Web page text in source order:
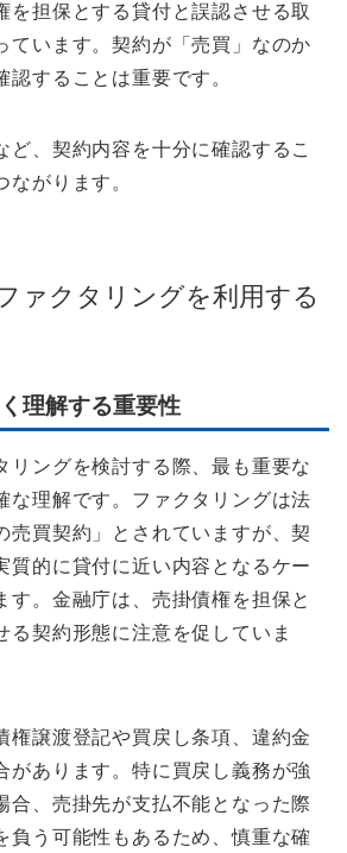
を担保とする貸付と誤認させる取
ています。契約が「売買」なのか
認することは重要です。
ど、契約内容を十分に確認するこ
ながります。
ァクタリングを利用する
理解する重要性
リングを検討する際、最も重要な
な理解です。ファクタリングは法
売買契約」とされていますが、契
質的に貸付に近い内容となるケー
す。金融庁は、売掛債権を担保と
る契約形態に注意を促していま
権譲渡登記や買戻し条項、違約金
があります。特に買戻し義務が強
合、売掛先が支払不能となった際
負う可能性もあるため、慎重な確